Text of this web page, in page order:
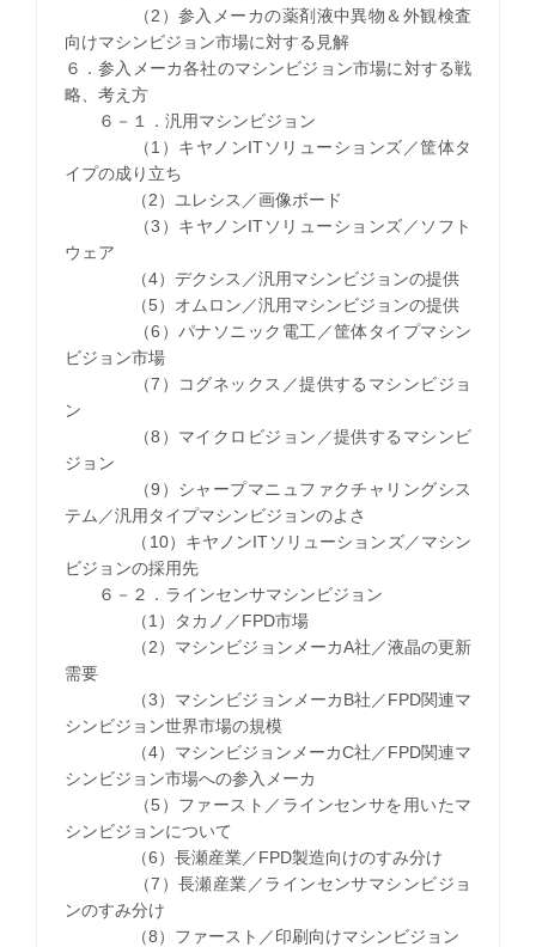
（2）参入メーカの薬剤液中異物＆外観検査
向けマシンビジョン市場に対する見解
６．参入メーカ各社のマシンビジョン市場に対する戦
略、考え方
６－１．汎用マシンビジョン
（1）キヤノンITソリューションズ／筐体タ
イプの成り立ち
（2）ユレシス／画像ボード
（3）キヤノンITソリューションズ／ソフト
ウェア
（4）デクシス／汎用マシンビジョンの提供
（5）オムロン／汎用マシンビジョンの提供
（6）パナソニック電工／筐体タイプマシン
ビジョン市場
（7）コグネックス／提供するマシンビジョ
ン
（8）マイクロビジョン／提供するマシンビ
ジョン
（9）シャープマニュファクチャリングシス
テム／汎用タイプマシンビジョンのよさ
（10）キヤノンITソリューションズ／マシン
ビジョンの採用先
６－２．ラインセンサマシンビジョン
（1）タカノ／FPD市場
（2）マシンビジョンメーカA社／液晶の更新
需要
（3）マシンビジョンメーカB社／FPD関連マ
シンビジョン世界市場の規模
（4）マシンビジョンメーカC社／FPD関連マ
シンビジョン市場への参入メーカ
（5）ファースト／ラインセンサを用いたマ
シンビジョンについて
（6）長瀬産業／FPD製造向けのすみ分け
（7）長瀬産業／ラインセンサマシンビジョ
ンのすみ分け
（8）ファースト／印刷向けマシンビジョン